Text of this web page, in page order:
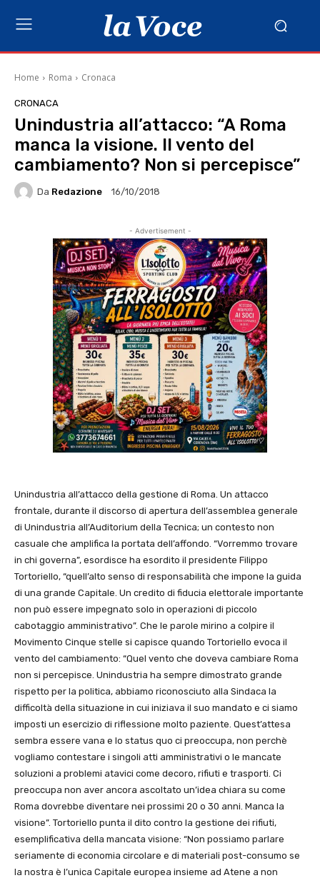
Home Roma Cronaca
CRONACA
Unindustria all’attacco: “A Roma
manca la visione. Il vento del
cambiamento? Non si percepisce”
Da Redazione 16/10/2018
- Advertisement -
Unindustria all’attacco della gestione di Roma. Un attacco
frontale, durante il discorso di apertura dell’assemblea generale
di Unindustria all’Auditorium della Tecnica; un contesto non
casuale che amplifica la portata dell’affondo. “Vorremmo trovare
in chi governa”, esordisce ha esordito il presidente Filippo
Tortoriello, “quell’alto senso di responsabilità che impone la guida
di una grande Capitale. Un credito di fiducia elettorale importante
non può essere impegnato solo in operazioni di piccolo
cabotaggio amministrativo”. Che le parole mirino a colpire il
Movimento Cinque stelle si capisce quando Tortoriello evoca il
vento del cambiamento: “Quel vento che doveva cambiare Roma
non si percepisce. Unindustria ha sempre dimostrato grande
rispetto per la politica, abbiamo riconosciuto alla Sindaca la
difficoltà della situazione in cui iniziava il suo mandato e ci siamo
imposti un esercizio di riflessione molto paziente. Quest’attesa
sembra essere vana e lo status quo ci preoccupa, non perchè
vogliamo contestare i singoli atti amministrativi o le mancate
soluzioni a problemi atavici come decoro, rifiuti e trasporti. Ci
preoccupa non aver ancora ascoltato un’idea chiara su come
Roma dovrebbe diventare nei prossimi 20 o 30 anni. Manca la
visione”. Tortoriello punta il dito contro la gestione dei rifiuti,
esemplificativa della mancata visione: “Non possiamo parlare
seriamente di economia circolare e di materiali post-consumo se
la nostra è l’unica Capitale europea insieme ad Atene a non